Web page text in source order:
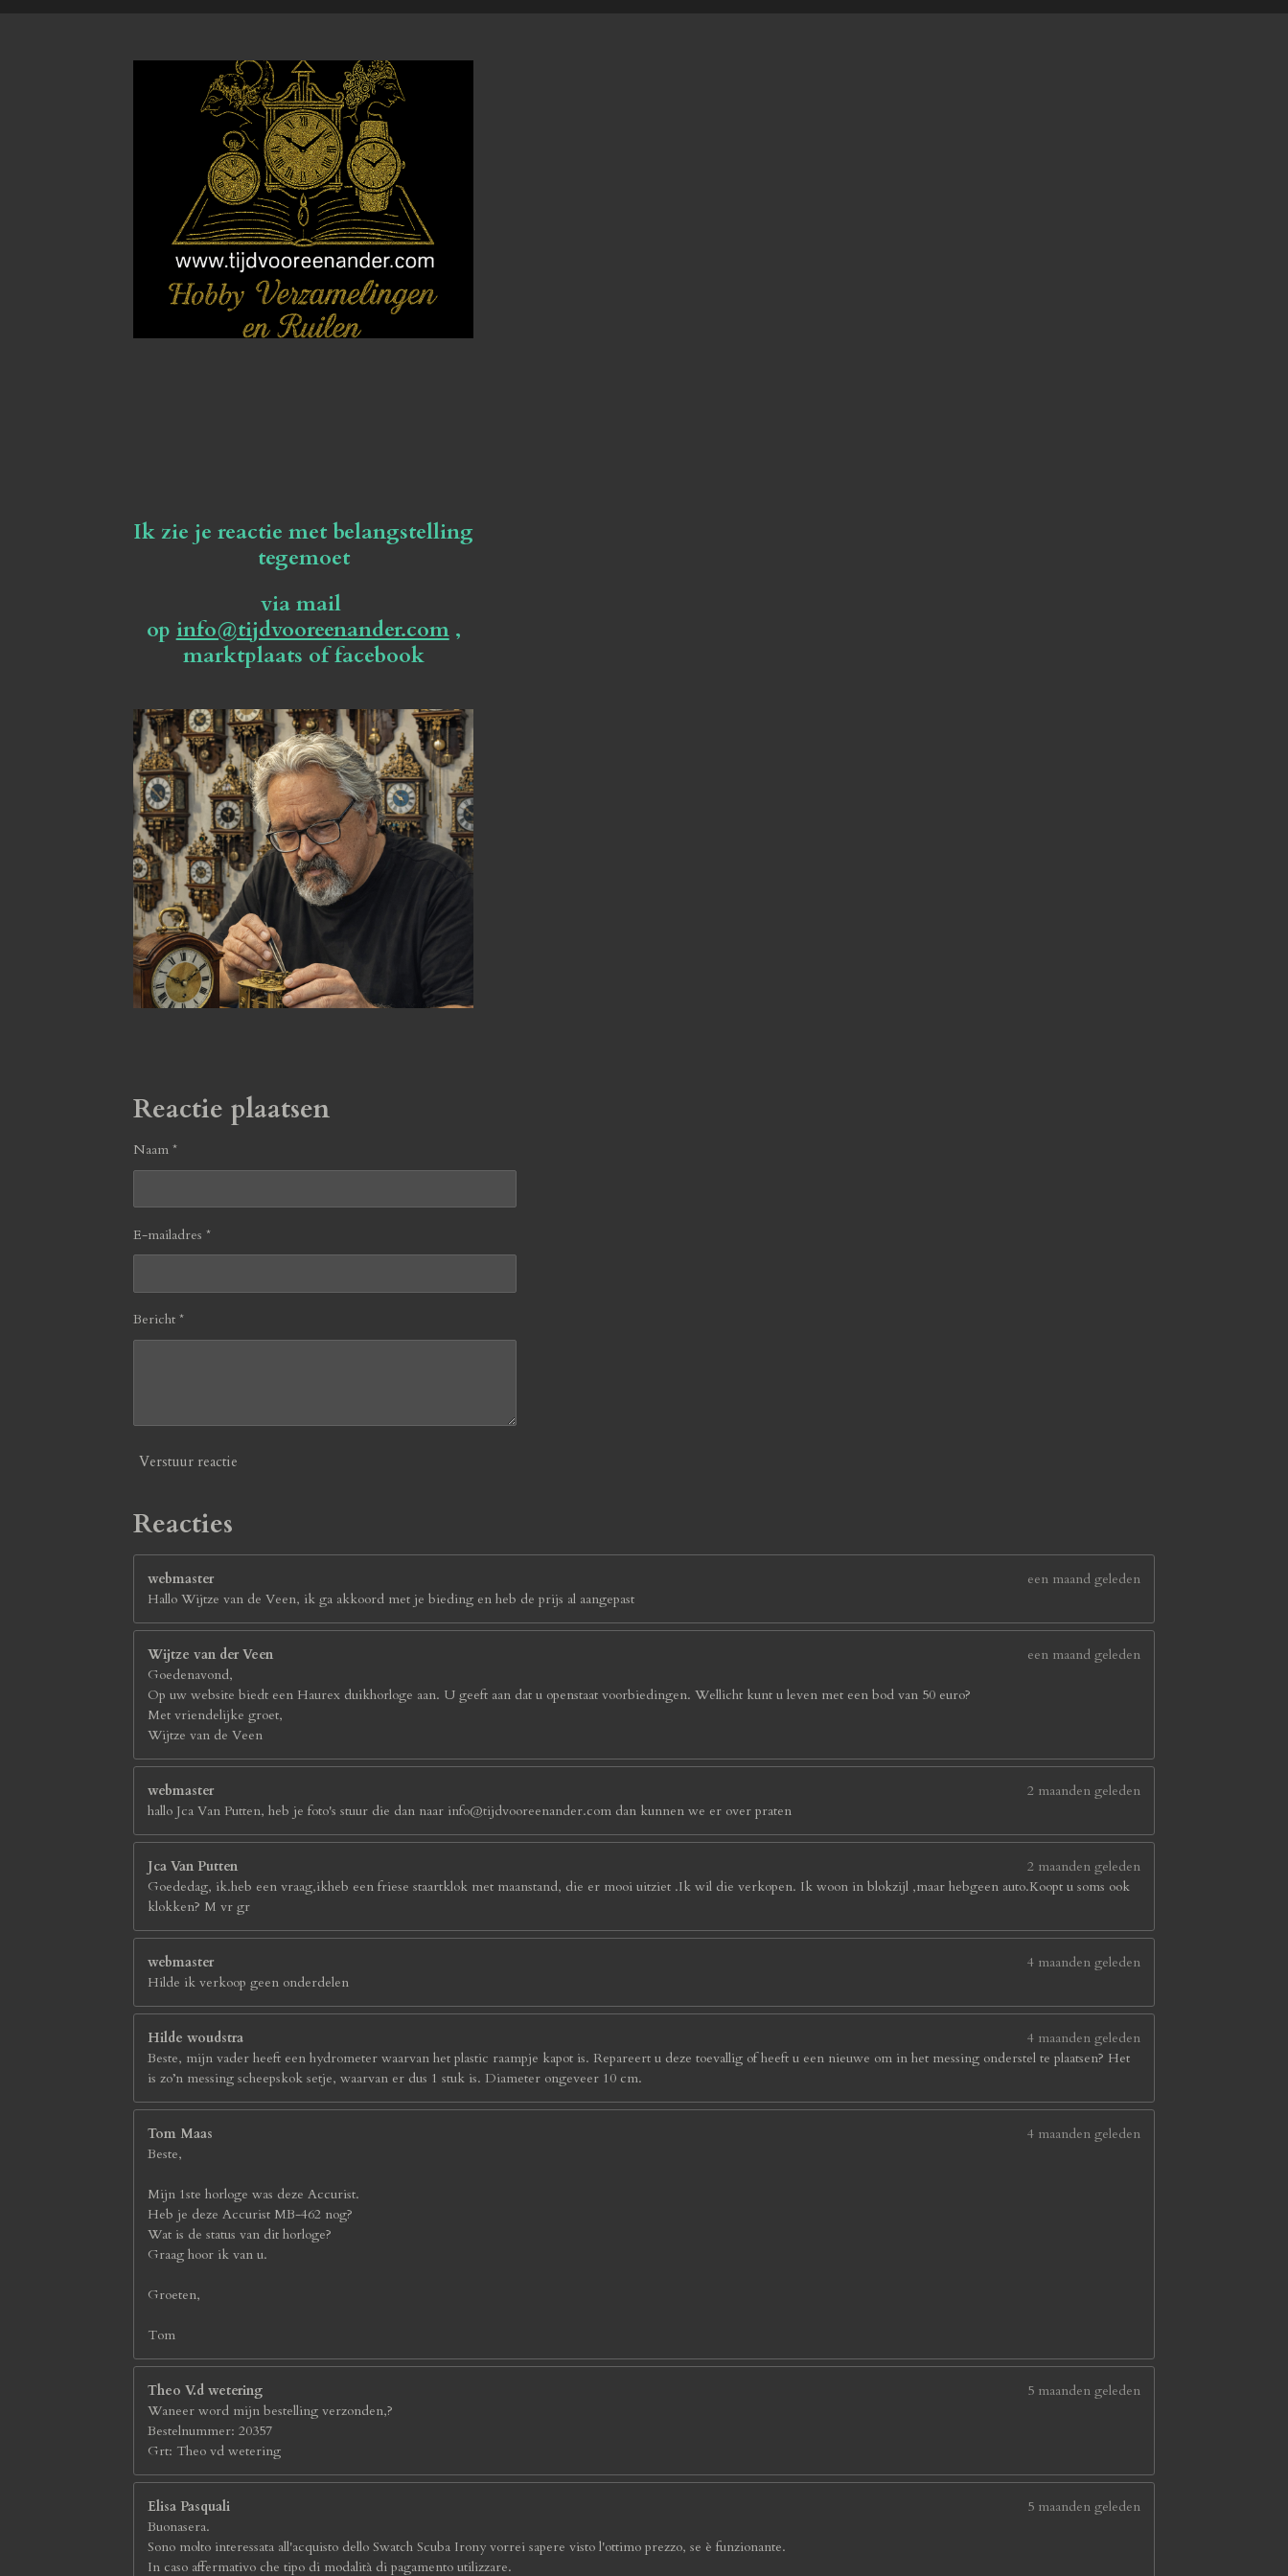
Ik zie je reactie met belangstelling
tegemoet
via mail
op info@tijdvooreenander.com,
marktplaats of facebook
Reactie plaatsen
Naam *
E-mailadres *
Bericht *
Verstuur reactie
Reacties
webmaster
een maand geleden
Hallo Wijtze van de Veen, ik ga akkoord met je bieding en heb de prijs al aangepast
Wijtze van der Veen
een maand geleden
Goedenavond,
Op uw website biedt een Haurex duikhorloge aan. U geeft aan dat u openstaat voorbiedingen. Wellicht kunt u leven met een bod van 50 euro?
Met vriendelijke groet,
Wijtze van de Veen
webmaster
2 maanden geleden
hallo Jca Van Putten, heb je foto's stuur die dan naar info@tijdvooreenander.com dan kunnen we er over praten
Jca Van Putten
2 maanden geleden
Goededag, ik.heb een vraag,ikheb een friese staartklok met maanstand, die er mooi uitziet .Ik wil die verkopen. Ik woon in blokzijl ,maar hebgeen auto.Koopt u soms ook
klokken? M vr gr
webmaster
4 maanden geleden
Hilde ik verkoop geen onderdelen
Hilde woudstra
4 maanden geleden
Beste, mijn vader heeft een hydrometer waarvan het plastic raampje kapot is. Repareert u deze toevallig of heeft u een nieuwe om in het messing onderstel te plaatsen? Het
is zo’n messing scheepskok setje, waarvan er dus 1 stuk is. Diameter ongeveer 10 cm.
Tom Maas
4 maanden geleden
Beste,
Mijn 1ste horloge was deze Accurist.
Heb je deze Accurist MB-462 nog?
Wat is de status van dit horloge?
Graag hoor ik van u.
Groeten,
Tom
Theo V.d wetering
5 maanden geleden
Waneer word mijn bestelling verzonden,?
Bestelnummer: 20357
Grt: Theo vd wetering
Elisa Pasquali
5 maanden geleden
Buonasera.
Sono molto interessata all'acquisto dello Swatch Scuba Irony vorrei sapere visto l'ottimo prezzo, se è funzionante.
In caso affermativo che tipo di modalità di pagamento utilizzare.